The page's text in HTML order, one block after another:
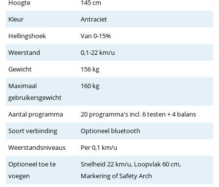
Hoogte
145 cm
Kleur
Antraciet
Hellingshoek
Van 0-15%
Weerstand
0,1-22 km/u
Gewicht
156 kg
Maximaal
gebruikersgewicht
160 kg
Aantal programma
20 programma's incl. 6 testen + 4 balans
Soort verbinding
Optioneel bluetooth
Weerstandsniveaus
Per 0,1 km/u
Optioneel toe te
voegen
Snelheid 22 km/u, Loopvlak 60 cm,
Markering of Safety Arch